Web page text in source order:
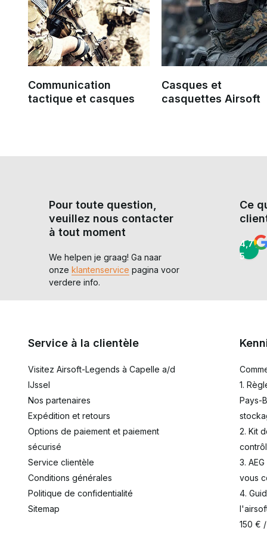
Communication
tactique et casques
Casques et
casquettes Airsoft
Pour toute question,
veuillez nous contacter
à tout moment
We helpen je graag! Ga naar
onze klantenservice pagina voor
verdere info.
Ce
4,7 /
5
Service à la clientèle
Visitez Airsoft-Legends à Capelle a/d
IJssel
Nos partenaires
Expédition et retours
Options de paiement et paiement
sécurisé
Service clientèle
Conditions générales
Politique de confidentialité
Sitemap
1.
Pays-
2. Kit
3.
vous
4.
150 €